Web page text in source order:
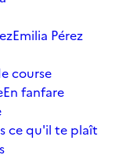
Emilia Pérez
course
En fanfare
ce qu'il te plaît